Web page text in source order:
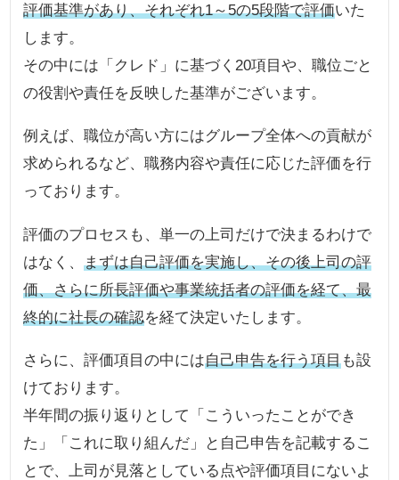
評価基準があり、それぞれ1～5の5段階で評価いた
します。
その中には「クレド」に基づく20項目や、職位ごと
の役割や責任を反映した基準がございます。
例えば、職位が高い方にはグループ全体への貢献が
求められるなど、職務内容や責任に応じた評価を行
っております。
評価のプロセスも、単一の上司だけで決まるわけで
はなく、まずは自己評価を実施し、その後上司の評
価、さらに所長評価や事業統括者の評価を経て、最
終的に社長の確認を経て決定いたします。
さらに、評価項目の中には自己申告を行う項目も設
けております。
半年間の振り返りとして「こういったことができ
た」「これに取り組んだ」と自己申告を記載するこ
とで、上司が見落としている点や評価項目にないよ